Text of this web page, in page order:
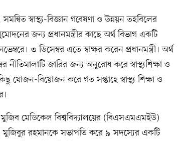
স্বাস্থ্য-বিজ্ঞান গবেষণা ও উন্নয়ন তহবিলের
জন্য প্রধানমন্ত্রীর কাছে অর্থ বিভাগ একটি
৩ ডিসেম্বর এতে স্বাক্ষর করেন প্রধানমন্ত্রী। অর্থ
জারির জন্য অনুরোধ করে স্বাস্থ্যশিক্ষা ও
যোজন-বিয়োজন করে গত সপ্তাহে স্বাস্থ্য শিক্ষা ও
মুজিব মেডিকেল বিশ্ববিদ্যালয়ের (বিএসএমএমইউ)
মুজিবুর রহমানকে সভাপতি করে ৯ সদস্যের একটি